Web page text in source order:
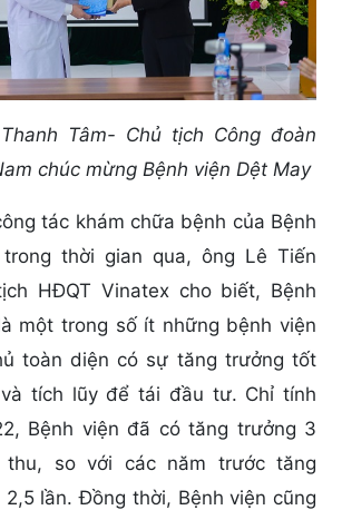
Tâm- Chủ tịch Công đoàn
chúc mừng Bệnh viện Dệt May
tác khám chữa bệnh của Bệnh
thời gian qua, ông Lê Tiến
HĐQT Vinatex cho biết, Bệnh
một trong số ít những bệnh viện
toàn diện có sự tăng trưởng tốt
tích lũy để tái đầu tư. Chỉ tính
Bệnh viện đã có tăng trưởng 3
thu, so với các năm trước tăng
lần. Đồng thời, Bệnh viện cũng